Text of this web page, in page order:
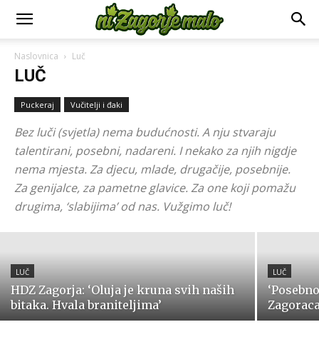
Naslovnica Luč
LUČ
Puckeraj Vučitelji i đaki
Bez luči (svjetla) nema budućnosti. A nju stvaraju
talentirani, posebni, nadareni. I nekako za njih nigdje
nema mjesta. Za djecu, mlade, drugačije, posebnije.
Za genijalce, za pametne glavice. Za one koji pomažu
drugima, ‘slabijima’ od nas. Vužgimo luč!
LUČ
Elitni policajci na Poskoku 3, među
njima i IJP Zlatar
5. kolovoza 2026.
LUČ
HDZ Zagorja: ‘Oluja je kruna svih naših
bitaka. Hvala braniteljima’
LUČ